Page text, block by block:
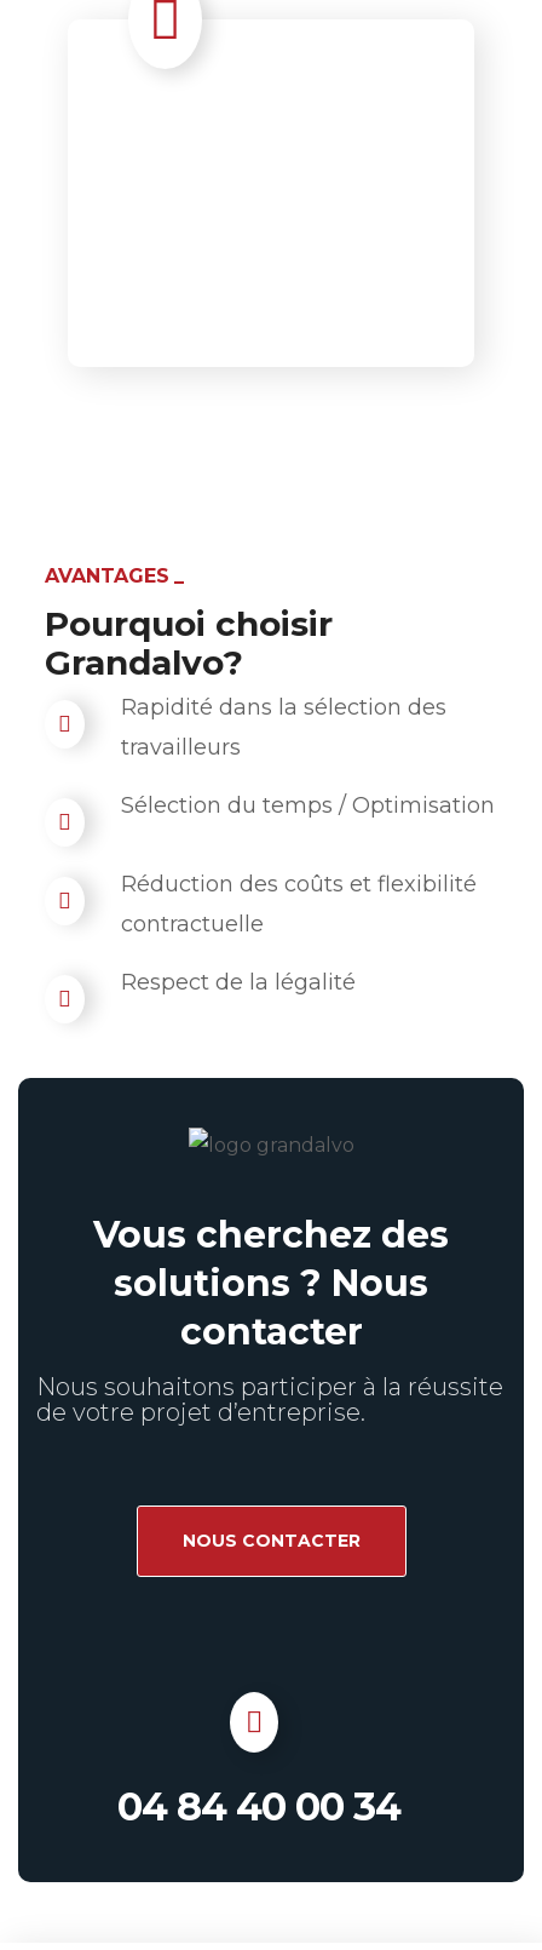
AVANTAGES
Pourquoi choisir
Grandalvo?
Rapidité dans la sélection des
travailleurs
Sélection du temps / Optimisation
Réduction des coûts et flexibilité
contractuelle
Respect de la légalité
Vous cherchez des
solutions ? Nous
contacter
Nous souhaitons participer à la réussite
de votre projet d’entreprise.
NOUS CONTACTER
04 84 40 00 34